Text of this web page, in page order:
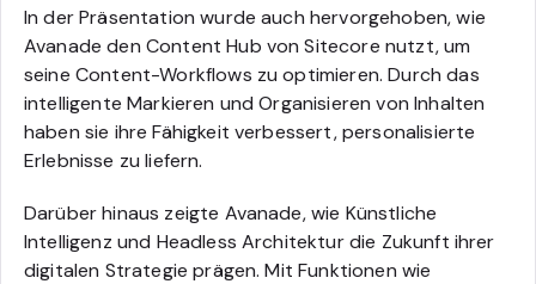
In der Präsentation wurde auch hervorgehoben, wie
Avanade den Content Hub von Sitecore nutzt, um
seine Content-Workflows zu optimieren. Durch das
intelligente Markieren und Organisieren von Inhalten
haben sie ihre Fähigkeit verbessert, personalisierte
Erlebnisse zu liefern.
Darüber hinaus zeigte Avanade, wie Künstliche
Intelligenz und Headless Architektur die Zukunft ihrer
digitalen Strategie prägen. Mit Funktionen wie